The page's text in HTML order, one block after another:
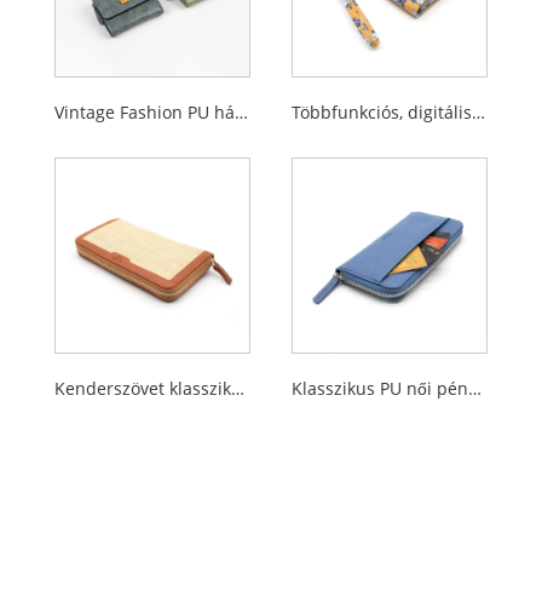
Vintage Fashion PU háromrészes kis női pénztárca Többfunkciós, digitálisan nyomtatott, rövid pántos, napi használatú női pénztárca
Kenderszövet klasszikus női pénztárca Klasszikus PU női pénztárca